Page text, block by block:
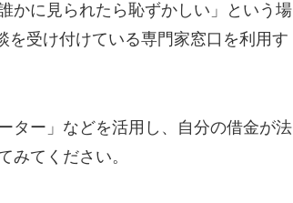
かに見られたら恥ずかしい」という場
受け付けている専門家窓口を利用す
ター」などを活用し、自分の借金が法
みてください。